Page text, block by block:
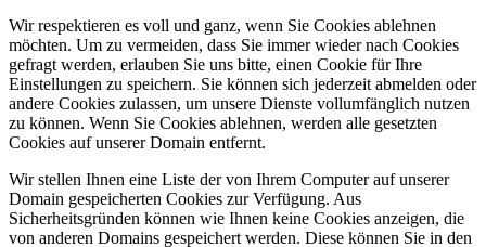
Wir respektieren es voll und ganz, wenn Sie Cookies ablehnen
möchten. Um zu vermeiden, dass Sie immer wieder nach Cookies
gefragt werden, erlauben Sie uns bitte, einen Cookie für Ihre
Einstellungen zu speichern. Sie können sich jederzeit abmelden oder
andere Cookies zulassen, um unsere Dienste vollumfänglich nutzen
zu können. Wenn Sie Cookies ablehnen, werden alle gesetzten
Cookies auf unserer Domain entfernt.
Wir stellen Ihnen eine Liste der von Ihrem Computer auf unserer
Domain gespeicherten Cookies zur Verfügung. Aus
Sicherheitsgründen können wie Ihnen keine Cookies anzeigen, die
von anderen Domains gespeichert werden. Diese können Sie in den